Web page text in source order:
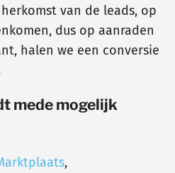
van de leads, op
dus op aanraden
halen we een conversie
mede mogelijk
,